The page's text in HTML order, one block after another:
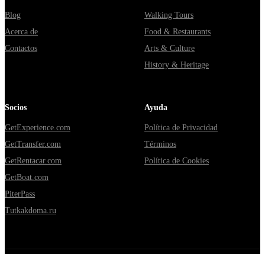
Blog
Acerca de
Contactos
Walking Tours
Food & Restaurants
Arts & Culture
History & Heritage
Socios
GetExperience.com
GetTransfer.com
GetRentacar.com
GetBoat.com
PiterPass
Tutkakdoma.ru
Ayuda
Política de Privacidad
Términos
Política de Cookies